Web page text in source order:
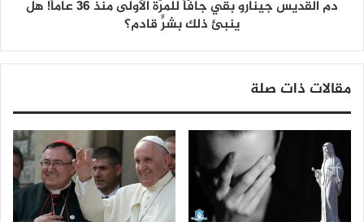
دم القديس جينارو بقي جافّاً للمرّة الأولى منذ 36 عاماً! هل
ينبئ ذلك بشرٍّ قادم؟
مقالات ذات صلة